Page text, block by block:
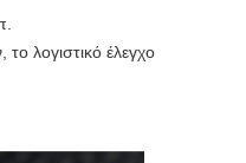
λογιστικό έλεγχο